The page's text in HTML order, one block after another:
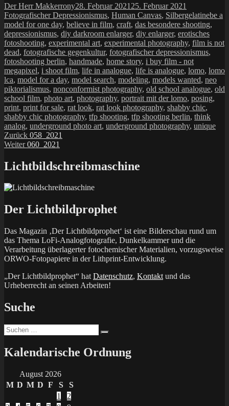
Autor
Der Herr MakkerronyVeröffentlicht
am
28. Februar 2021 25. Februar 2021
Fotografischer Depressionismus, Human Canvas, Silbergelatinebe a
model for one day, believe in film, craft, das besondere shooting,
depressionismus, diy darkroom enlarger, diy enlarger, erotisches
fotoshooting, experimental art, experimental photography, film is not
dead, fotografische gegenkultur, fotografischer depressionismus,
fotoshooting berlin, handmade, home story, i buy film - not
megapixel, i shoot film, life in analogue, life is analogue, lomo, lomo
lca, model for a day, model search, modeling, models wanted, neo
piktorialismus, nonconformist photography, old school analogue, old
school film, photo art, photography, portrait mit der lomo, posing,
print, print for sale, rat look, rat look photography, shabby chic,
shabby chic photography, tfp shooting, tfp shooting berlin, think
analog, underground photo art, underground photography, unique
Beitragsnavigation
Zurück Vorheriger
Beitrag:
058_2021
Weiter Nächster
060_2021
Lichtbildschreibmaschine
Der Lichtbildprophet
Das Magazin ‚Der Lichtbildprophet‘ ist eine Bilderschau rund um
das Thema LoFi-Analogfotografie, Dunkelkammer und die
Verarbeitung überlagerter fotochemischer Materialien, vorzugsweise
ORWO-Fotopapiere in der Lithprint-Entwicklung.
„Der Lichtbildprophet“ hat Datenschutz, Kontakt und das
Urheberrecht an seinen Arbeiten!
Suche
Suchen
nach:
Kalendarische Ordnung
August 2026
M D M D F S
S
1
2